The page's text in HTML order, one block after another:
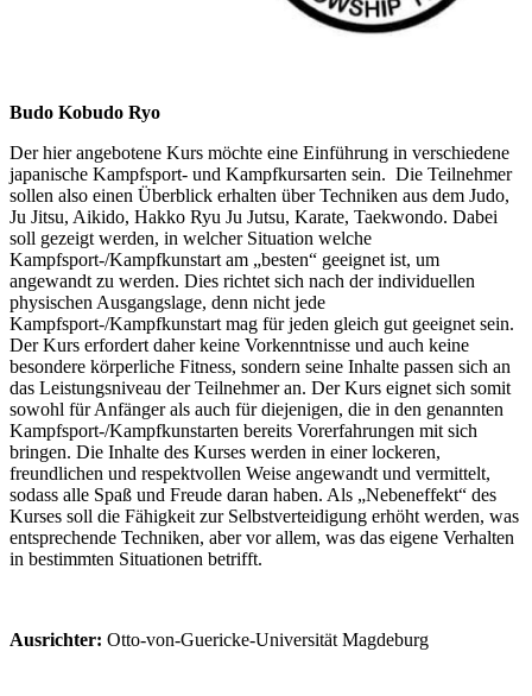
Budo Kobudo Ryo
Der hier angebotene Kurs möchte eine Einführung in verschiedene
japanische Kampfsport- und Kampfkursarten sein. Die Teilnehmer
sollen also einen Überblick erhalten über Techniken aus dem Judo,
Ju Jitsu, Aikido, Hakko Ryu Ju Jutsu, Karate, Taekwondo. Dabei
soll gezeigt werden, in welcher Situation welche
Kampfsport-/Kampfkunstart am „besten“ geeignet ist, um
angewandt zu werden. Dies richtet sich nach der individuellen
physischen Ausgangslage, denn nicht jede
Kampfsport-/Kampfkunstart mag für jeden gleich gut geeignet sein.
Der Kurs erfordert daher keine Vorkenntnisse und auch keine
besondere körperliche Fitness, sondern seine Inhalte passen sich an
das Leistungsniveau der Teilnehmer an. Der Kurs eignet sich somit
sowohl für Anfänger als auch für diejenigen, die in den genannten
Kampfsport-/Kampfkunstarten bereits Vorerfahrungen mit sich
bringen. Die Inhalte des Kurses werden in einer lockeren,
freundlichen und respektvollen Weise angewandt und vermittelt,
sodass alle Spaß und Freude daran haben. Als „Nebeneffekt“ des
Kurses soll die Fähigkeit zur Selbstverteidigung erhöht werden, was
entsprechende Techniken, aber vor allem, was das eigene Verhalten
in bestimmten Situationen betrifft.
Ausrichter: Otto-von-Guericke-Universität Magdeburg